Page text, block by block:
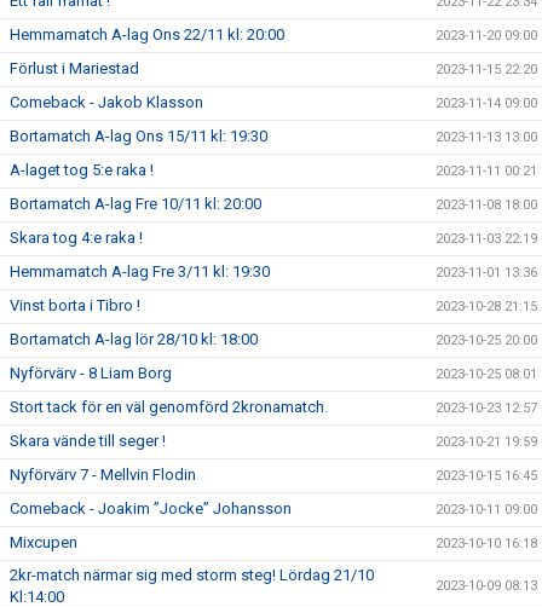
Hemmamatch A-lag Ons 22/11 kl: 20:00 2023-11-20 09:00
Förlust i Mariestad 2023-11-15 22:20
Comeback - Jakob Klasson 2023-11-14 09:00
Bortamatch A-lag Ons 15/11 kl: 19:30 2023-11-13 13:00
A-laget tog 5:e raka ! 2023-11-11 00:21
Bortamatch A-lag Fre 10/11 kl: 20:00 2023-11-08 18:00
Skara tog 4:e raka ! 2023-11-03 22:19
Hemmamatch A-lag Fre 3/11 kl: 19:30 2023-11-01 13:36
Vinst borta i Tibro ! 2023-10-28 21:15
Bortamatch A-lag lör 28/10 kl: 18:00 2023-10-25 20:00
Nyförvärv - 8 Liam Borg 2023-10-25 08:01
Stort tack för en väl genomförd 2kronamatch. 2023-10-23 12:57
Skara vände till seger ! 2023-10-21 19:59
Nyförvärv 7 - Mellvin Flodin 2023-10-15 16:45
Comeback - Joakim ”Jocke” Johansson 2023-10-11 09:00
Mixcupen 2023-10-10 16:18
2kr-match närmar sig med storm steg! Lördag 21/10
Kl:14:00
2023-10-09 08:13